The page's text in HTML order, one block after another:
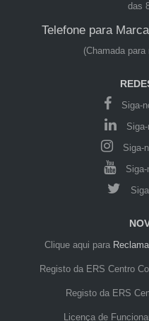
das
Telefone para
(Chamada
Siga-
Siga-
Clique aqui para
Registo da ERS Centro
Registo da ERS
Licença de